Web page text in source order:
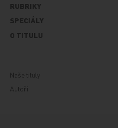
RUBRIKY
SPECIÁLY
O TITULU
Naše tituly
Autoři